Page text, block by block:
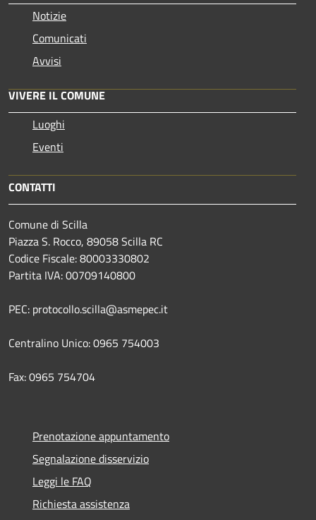
Notizie
Comunicati
Avvisi
VIVERE IL COMUNE
Luoghi
Eventi
CONTATTI
Comune di Scilla
Piazza S. Rocco, 89058 Scilla RC
Codice Fiscale: 80003330802
Partita IVA: 00709140800
PEC: protocollo.scilla@asmepec.it
Centralino Unico: 0965 754003
Fax: 0965 754704
Prenotazione appuntamento
Segnalazione disservizio
Leggi le FAQ
Richiesta assistenza